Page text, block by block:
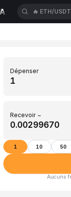
🔥 ETH/USDT
Dépenser
Recevoir ~
1 10 50
Aucuns